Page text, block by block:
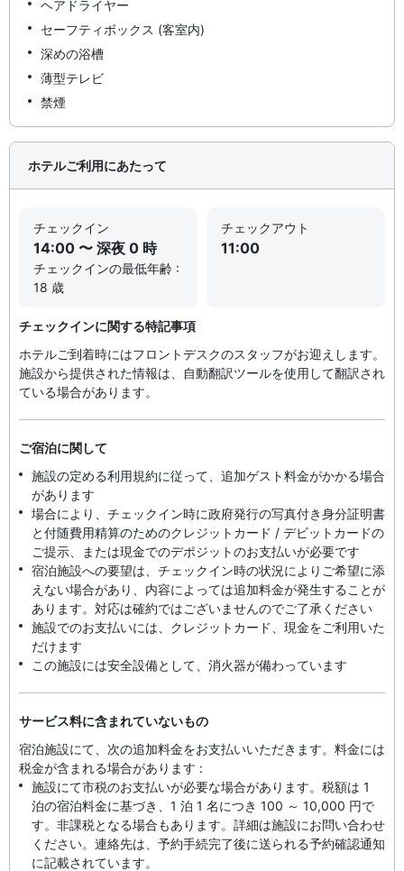
ヘアドライヤー
セーフティボックス (客室内)
深めの浴槽
薄型テレビ
禁煙
ホテルご利用にあたって
チェックイン
14:00 〜 深夜 0 時
チェックインの最低年齢 :
18 歳
チェックアウト
11:00
チェックインに関する特記事項
ホテルご到着時にはフロントデスクのスタッフがお迎えします。
施設から提供された情報は、自動翻訳ツールを使用して翻訳され
ている場合があります。
ご宿泊に関して
施設の定める利用規約に従って、追加ゲスト料金がかかる場合
があります
場合により、チェックイン時に政府発行の写真付き身分証明書
と付随費用精算のためのクレジットカード / デビットカードの
ご提示、または現金でのデポジットのお支払いが必要です
宿泊施設への要望は、チェックイン時の状況によりご希望に添
えない場合があり、内容によっては追加料金が発生することが
あります。対応は確約ではございませんのでご了承ください
施設でのお支払いには、クレジットカード、現金をご利用いた
だけます
この施設には安全設備として、消火器が備わっています
サービス料に含まれていないもの
宿泊施設にて、次の追加料金をお支払いいただきます。料金には
税金が含まれる場合があります :
施設にて市税のお支払いが必要な場合があります。税額は 1
泊の宿泊料金に基づき、1 泊 1 名につき 100 ～ 10,000 円で
す。非課税となる場合もあります。詳細は施設にお問い合わせ
ください。連絡先は、予約手続完了後に送られる予約確認通知
に記載されています。